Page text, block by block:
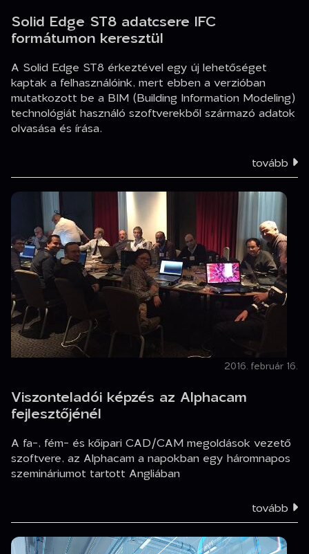
Solid Edge ST8 adatcsere IFC
formátumon keresztül
A Solid Edge ST8 érkeztével egy új lehetőséget
kaptak a felhasználóink, mert ebben a verzióban
mutatkozott be a BIM (Building Information Modeling)
technológiát használó szoftverekből származó adatok
olvasása és írása.
tovább
2016. február 16.
Viszonteladói képzés az Alphacam
fejlesztőjénél
A fa-, fém- és kőipari CAD/CAM megoldások vezető
szoftvere, az Alphacam a napokban egy háromnapos
szemináriumot tartott Angliában
tovább